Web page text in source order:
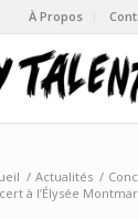
À Propos
/ Actualités /
à l’Élysée